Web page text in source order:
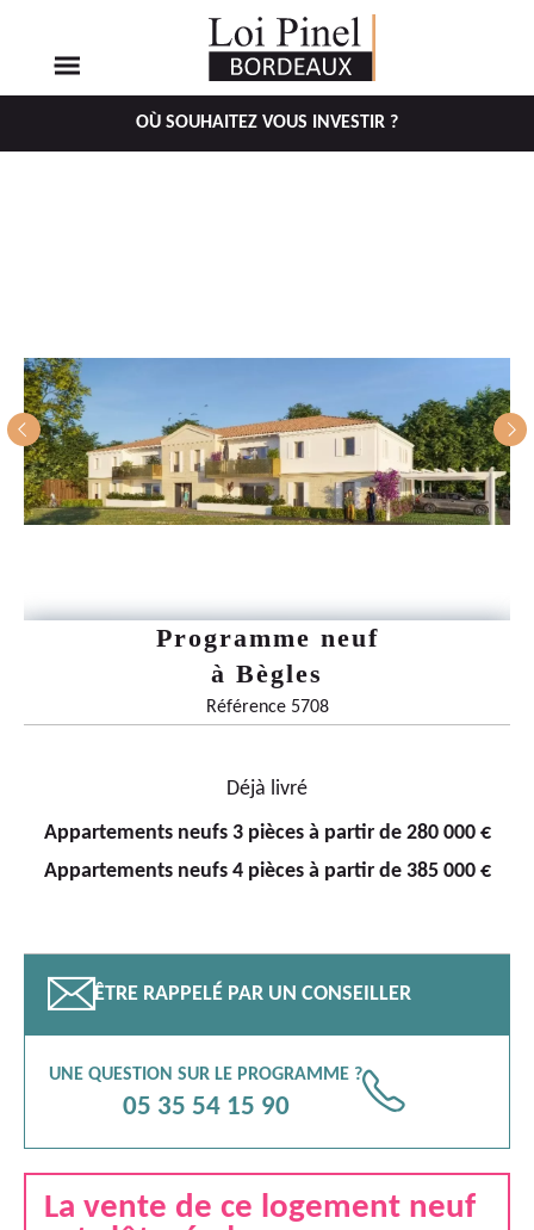
Aller
Aller
OÙ SOUHAITEZ VOUS INVESTIR ?
Programme neuf
à Bègles
Référence 5708
Déjà livré
Appartements neufs 3 pièces à partir de 280 000 €
Appartements neufs 4 pièces à partir de 385 000 €
📧 ÊTRE RAPPELÉ PAR UN CONSEILLER
UNE QUESTION SUR LE PROGRAMME ?
05 35 54 15 90 📞
La vente de ce logement neuf